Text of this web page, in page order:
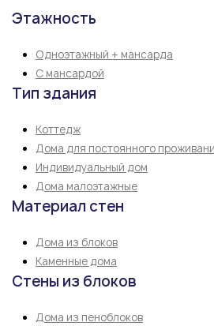
Этажность
Одноэтажный + мансарда
С мансардой
Тип здания
Коттедж
Дома для постоянного
Индивидуальный дом
Дома малоэтажные
Материал стен
Дома из блоков
Каменные дома
Стены из блоков
Дома из пеноблоков